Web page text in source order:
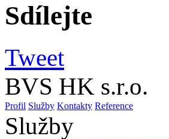
Sdílejte
Tweet
BVS HK s.r.o.
Profil Služby Kontakty Reference
Služby